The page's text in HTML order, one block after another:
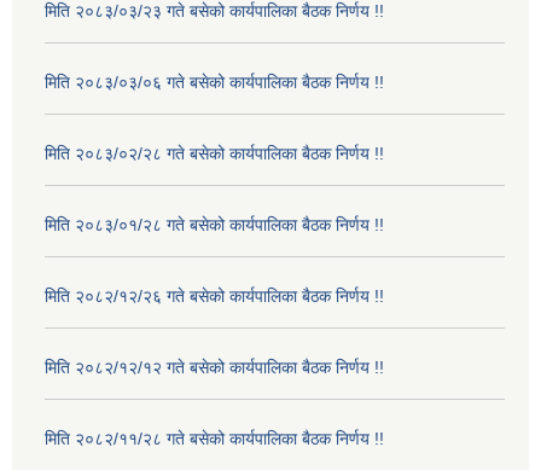
मिति २०८३/०३/२३ गते बसेको कार्यपालिका बैठक निर्णय !!
मिति २०८३/०३/०६ गते बसेको कार्यपालिका बैठक निर्णय !!
मिति २०८३/०२/२८ गते बसेको कार्यपालिका बैठक निर्णय !!
मिति २०८३/०१/२८ गते बसेको कार्यपालिका बैठक निर्णय !!
मिति २०८२/१२/२६ गते बसेको कार्यपालिका बैठक निर्णय !!
मिति २०८२/१२/१२ गते बसेको कार्यपालिका बैठक निर्णय !!
मिति २०८२/११/२८ गते बसेको कार्यपालिका बैठक निर्णय !!